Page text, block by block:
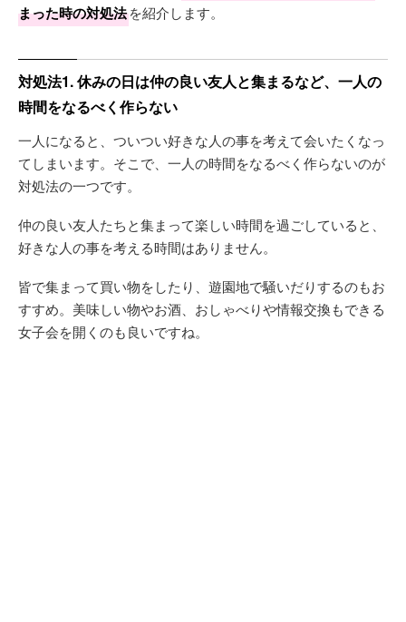
まった時の対処法を紹介します。
対処法1. 休みの日は仲の良い友人と集まるなど、一人の
時間をなるべく作らない
一人になると、ついつい好きな人の事を考えて会いたくなっ
てしまいます。そこで、一人の時間をなるべく作らないのが
対処法の一つです。
仲の良い友人たちと集まって楽しい時間を過ごしていると、
好きな人の事を考える時間はありません。
皆で集まって買い物をしたり、遊園地で騒いだりするのもお
すすめ。美味しい物やお酒、おしゃべりや情報交換もできる
女子会を開くのも良いですね。